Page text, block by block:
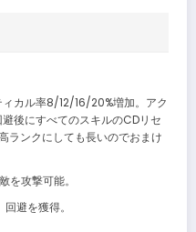
カル率8/12/16/20%増加。アク
後にすべてのスキルのCDリセ
ンクにしても長いのでおまけ
を攻撃可能。
避を獲得。